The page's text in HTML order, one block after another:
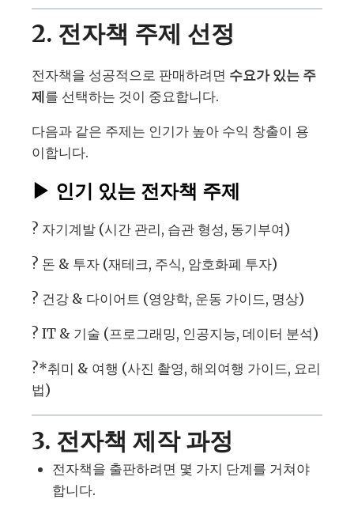
2. 전자책 주제 선정
전자책을 성공적으로 판매하려면 수요가 있는 주
제를 선택하는 것이 중요합니다.
다음과 같은 주제는 인기가 높아 수익 창출이 용
이합니다.
▶ 인기 있는 전자책 주제
? 자기계발 (시간 관리, 습관 형성, 동기부여)
? 돈 & 투자 (재테크, 주식, 암호화폐 투자)
? 건강 & 다이어트 (영양학, 운동 가이드, 명상)
? IT & 기술 (프로그래밍, 인공지능, 데이터 분석)
?*취미 & 여행 (사진 촬영, 해외여행 가이드, 요리
법)
3. 전자책 제작 과정
전자책을 출판하려면 몇 가지 단계를 거쳐야
합니다.